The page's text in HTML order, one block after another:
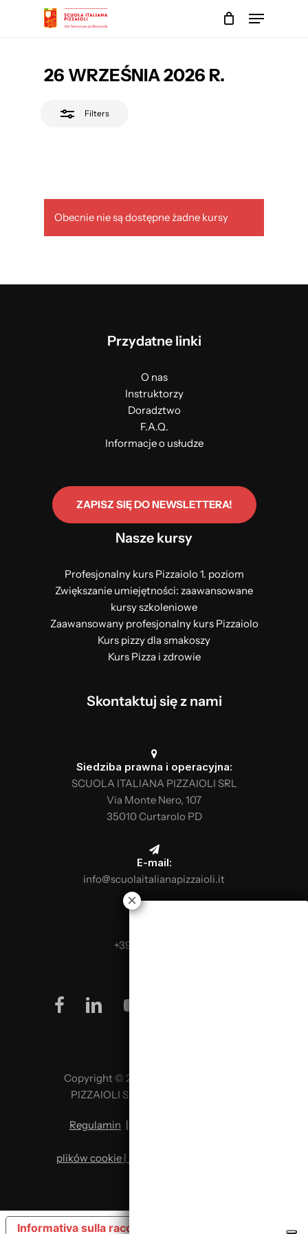
Menu
26 WRZEŚNIA 2026 R.
Filters
Obecnie nie są dostępne żadne kursy
Przydatne linki
O nas
Instruktorzy
Doradztwo
F.A.Q.
Informacje o usłudze
ZAPISZ SIĘ DO NEWSLETTERA!
Nasze kursy
Profesjonalny kurs Pizzaiolo 1. poziom
Zwiększanie umiejętności: zaawansowane
kursy szkoleniowe
Zaawansowany profesjonalny kurs Pizzaiolo
Kurs pizzy dla smakoszy
Kurs Pizza i zdrowie
Skontaktuj się z nami
Siedziba prawna i operacyjna:
SCUOLA ITALIANA PIZZAIOLI SRL
Via Monte Nero, 107
35010 Curtarolo PD
E-mail:
info@scuolaitalianapizzaioli.it
+39 0499624665
facebook
linkedinyoutube
Copyright © 2026 SCUOLA ITALIANA
PIZZAIOLI SRL P. IVA 02957980341
Regulamin |
plików cookie | Zmiana preferencji plików
Informativa sulla raccolta